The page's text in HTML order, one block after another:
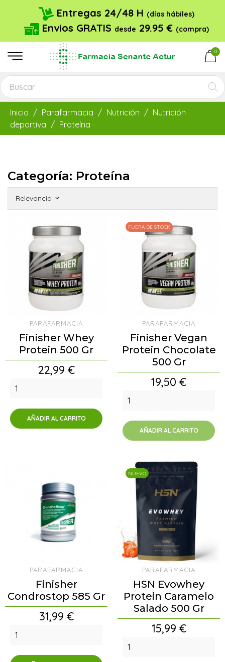
Entregas 24/48 H (días hábiles)
Envios GRATIS desde 29.95 € (compra)
0
Inicio Parafarmacia Nutrición
Nutrición
deportiva
Proteína
Categoría: Proteína
Relevancia keyboard_arrow_down
PARAFARMACIA
Finisher Whey
Protein 500 Gr
Precio
22,99 €
AÑADIR AL CARRITO
PARAFARMACIA
Finisher Vegan
Protein Chocolate
500 Gr
Precio
19,50 €
AÑADIR AL CARRITO
FUERA DE STOCK
PARAFARMACIA
Finisher
Condrostop 585 Gr
Precio
31,99 €
PARAFARMACIA
HSN Evowhey
Protein Caramelo
Salado 500 Gr
Precio
15,99 €
NUEVO